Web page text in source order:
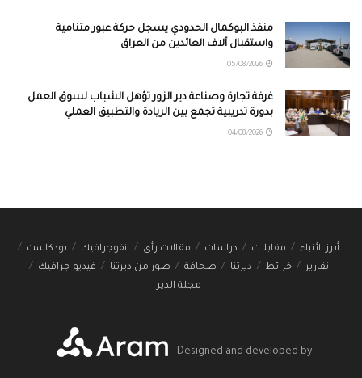
منفذ البوكمال الحدودي يسجل حركة عبور متنامية
واستقبال آلاف العائدين من العراق
غرفة تجارة وصناعة دير الزور تؤهل الشباب لسوق العمل
بدورة تدريبية تجمع بين الريادة والتطبيق العملي
أبرز الأنباء مقابلات دراسات مقالات رأي انفوجرافيك
بودكاست
تقارير
خرائط ديرتنا صحافة صور من ديرتنا
فيديو جرافيك
مجلة الدير
Designed and developed by